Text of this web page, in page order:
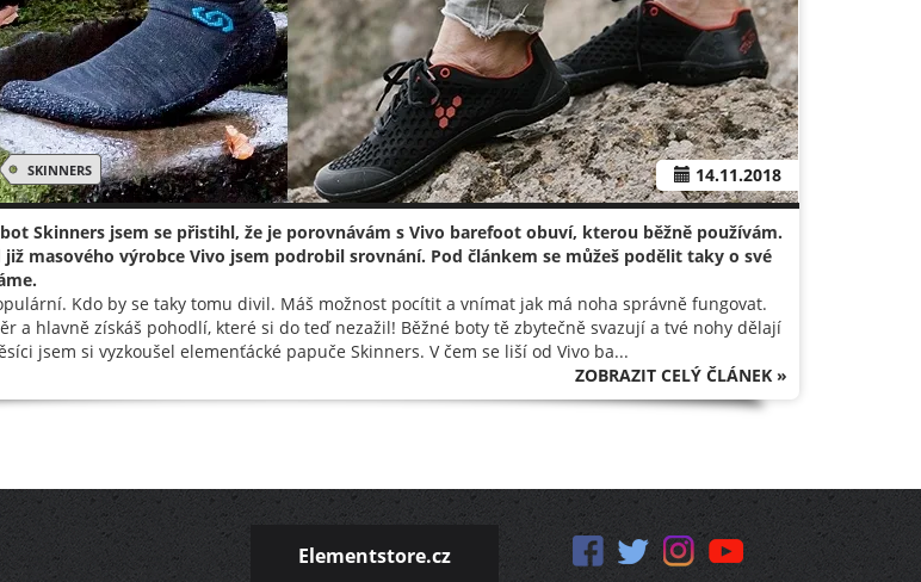
SKINNERS 14.11.2018
Skinners jsem se přistihl, že je porovnávám s Vivo barefoot obuví, kterou běžně používám.
masového výrobce Vivo jsem podrobil srovnání. Pod článkem se můžeš podělit taky o své
Kdo by se taky tomu divil. Máš možnost pocítit a vnímat jak má noha správně fungovat.
a hlavně získáš pohodlí, které si do teď nezažil! Běžné boty tě zbytečně svazují a tvé nohy dělají
jsem si vyzkoušel elemenťácké papuče Skinners. V čem se liší od Vivo ba...
ZOBRAZIT CELÝ ČLÁNEK »
Elementstore.cz